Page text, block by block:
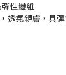
性纖維
透氣親膚，具